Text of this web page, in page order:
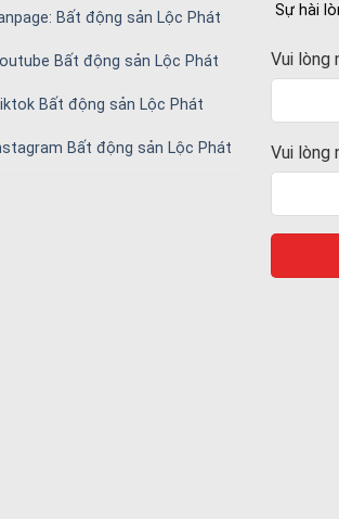
Bất động sản Lộc Phát
Bất động sản Lộc Phát
Bất động sản Lộc Phát
Bất động sản Lộc Phát
Sự hài
Vui lòng
Vui lòng